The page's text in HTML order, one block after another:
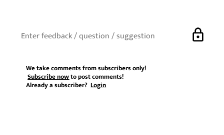
lock
We take comments from subscribers only!
Subscribe nowto post comments!
Already a subscriber?Login